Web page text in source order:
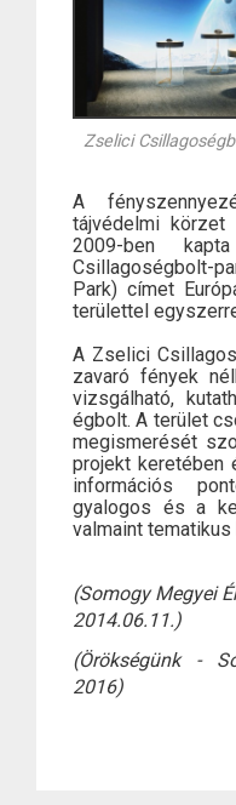
Zselici
A
tájvédelmi
2009-ben
Csillagoségbolt-
Park) címet
területtel
A Zselici
zavaró fények
vizsgálható,
égbolt. A terület
megismerését
projekt keretében
információs
gyalogos és a
valmaint tematikus
(Somogy Megyei
2014.06.11.)
(Örökségünk -
2016)